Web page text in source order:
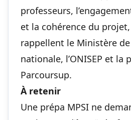
professeurs,
et la cohérence du
rappellent le Ministère de
nationale, l’ONISEP et la
Parcoursup.
À retenir
Une prépa MPSI ne